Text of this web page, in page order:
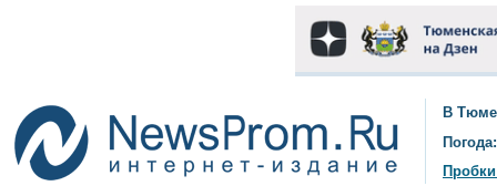
В
Погода: